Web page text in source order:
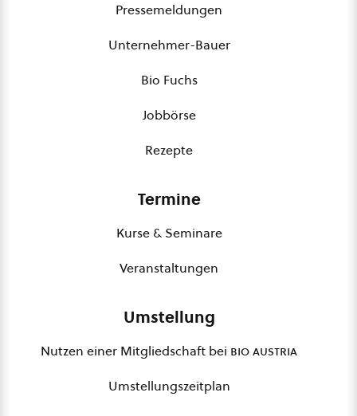
Pressemeldungen
Unternehmer-Bauer
Bio Fuchs
Jobbörse
Rezepte
Termine
Kurse & Seminare
Veranstaltungen
Umstellung
Nutzen einer Mitgliedschaft bei bio austria
Umstellungszeitplan